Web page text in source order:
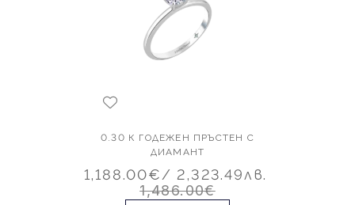
0.30 К ГОДЕЖЕН ПРЪСТЕН С
ДИАМАНТ
1,188.00€/ 2,323.49лв.
1,486.00€